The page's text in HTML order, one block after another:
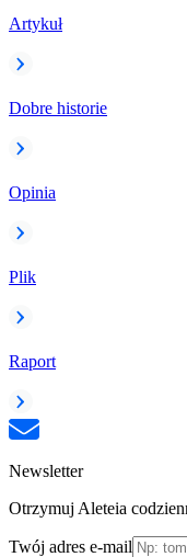
Artykuł
Dobre historie
Opinia
Plik
Raport
Newsletter
Otrzymuj Aleteia
Twój adres e-mail